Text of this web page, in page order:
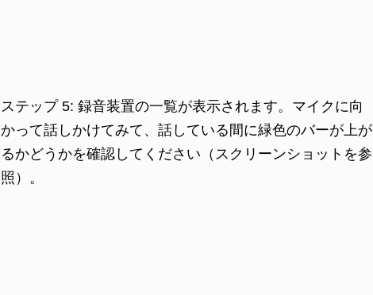
ステップ 5: 録音装置の一覧が表示されます。マイクに向
かって話しかけてみて、話している間に緑色のバーが上が
るかどうかを確認してください（スクリーンショットを参
照）。